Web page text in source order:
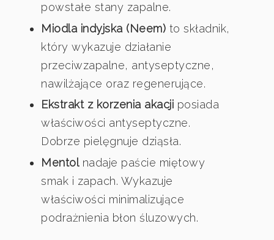
powstałe stany zapalne.
Miodla indyjska (Neem) to składnik,
który wykazuje działanie
przeciwzapalne, antyseptyczne,
nawilżające oraz regenerujące.
Ekstrakt z korzenia akacji posiada
właściwości antyseptyczne.
Dobrze pielęgnuje dziąsła.
Mentolnadaje paście miętowy
smak i zapach. Wykazuje
właściwości minimalizujące
podrażnienia błon śluzowych.